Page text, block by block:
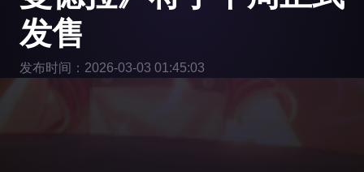
发售
发布时间：2026-03-03 01:45:03